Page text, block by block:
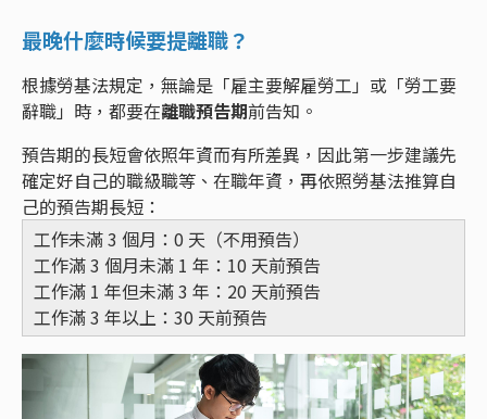
最晚什麼時候要提離職？
根據勞基法規定，無論是「雇主要解雇勞工」或「勞工要
辭職」時，都要在離職預告期前告知。
預告期的長短會依照年資而有所差異，因此第一步建議先
確定好自己的職級職等、在職年資，再依照勞基法推算自
己的預告期長短：
工作未滿 3 個月：0 天（不用預告）
工作滿 3 個月未滿 1 年：10 天前預告
工作滿 1 年但未滿 3 年：20 天前預告
工作滿 3 年以上：30 天前預告